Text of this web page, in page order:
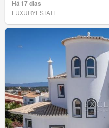
Há 17 dias
LUXURYESTATE